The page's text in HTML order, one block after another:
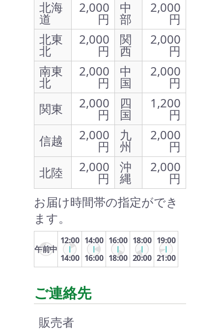
北海
道
2,000
円
中
部
2,000
円
北東
北
2,000
円
関
西
2,000
円
南東
北
2,000
円
中
国
2,000
円
関東
2,000
円
四
国
1,200
円
信越
2,000
円
九
州
2,000
円
北陸
2,000
円
沖
縄
2,000
円
お届け時間帯の指定ができ
ます。
午前中
12:00
14:00
14:00
16:00
16:00
18:00
18:00
20:00
19:00
21:00
ご連絡先
販売者